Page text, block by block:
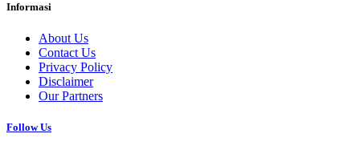
Informasi
About Us
Contact Us
Privacy Policy
Disclaimer
Our Partners
Follow Us